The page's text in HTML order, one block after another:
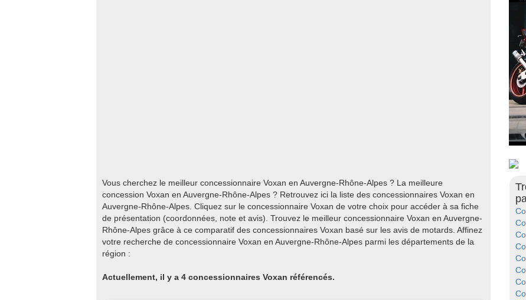
Vous cherchez le meilleur concessionnaire Voxan en Auvergne-Rhône-Alpes ? La meilleure
concession Voxan en Auvergne-Rhône-Alpes ? Retrouvez ici la liste des concessionnaires Voxan en
Auvergne-Rhône-Alpes. Cliquez sur le concessionnaire Voxan de votre choix pour accéder à sa fiche
de présentation (coordonnées, note et avis). Trouvez le meilleur concessionnaire Voxan en Auvergne-
Rhône-Alpes grâce à ce comparatif des concessionnaires Voxan basé sur les avis de motards. Affinez
votre recherche de concessionnaire Voxan en Auvergne-Rhône-Alpes parmi les départements de la
région :
Actuellement, il y a 4 concessionnaires Voxan référencés.